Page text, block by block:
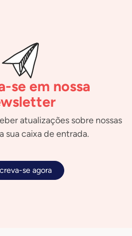
se em nossa
atualizações sobre nossas
sua caixa de entrada.
se agora